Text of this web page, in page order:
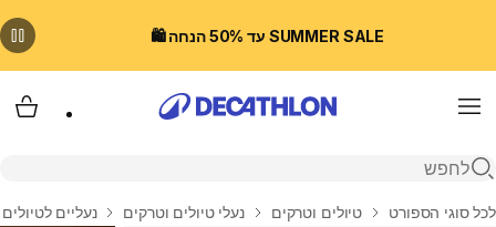
SUMMER SALE עד 50% הנחה 🛍️
Menu
פתיחת חיפוש
בית
לכל סוגי הספורט טיולים וטרקים נעלי טיולים וטרקים נעליים